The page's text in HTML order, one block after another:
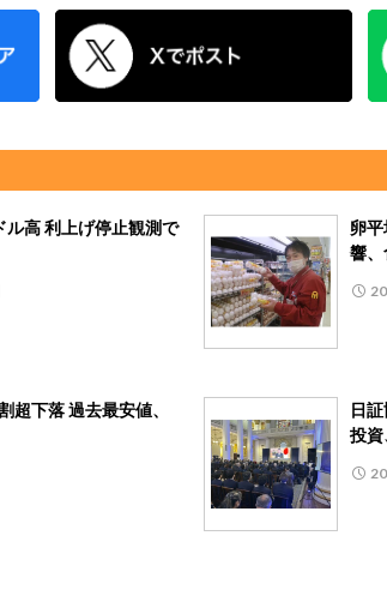
ル高 利上げ停止観測で
卵
響、
超下落 過去最安値、
日
投